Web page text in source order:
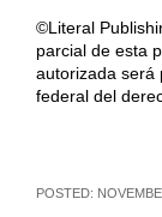
©Literal
parcial de esta
autorizada será
federal del
POSTED: